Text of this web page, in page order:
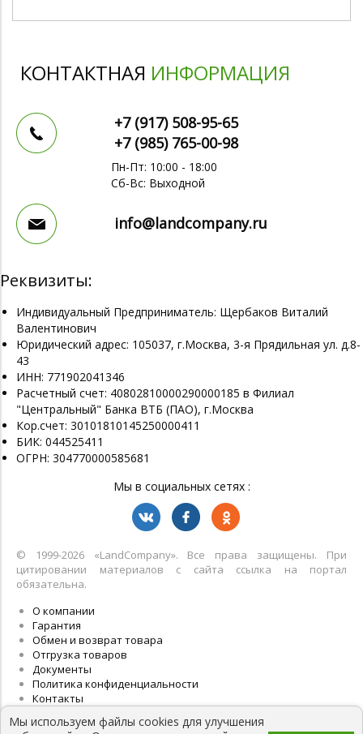
Мы используем файлы cookies для улучшения
КОНТАКТНАЯ ИНФОРМАЦИЯ
+7 (917) 508-95-65
+7 (985) 765-00-98
Пн-Пт: 10:00 - 18:00
Сб-Вс: Выходной
info@landcompany.ru
Реквизиты:
Индивидуальный Предприниматель: Щербаков Виталий
Валентинович
Юридический адрес: 105037, г.Москва, 3-я Прядильная ул. д.8-
43
ИНН: 771902041346
Расчетный счет: 40802810000290000185 в Филиал
"Центральный" Банка ВТБ (ПАО), г.Москва
Кор.счет: 30101810145250000411
БИК: 044525411
ОГРН: 304770000585681
Мы в социальных сетях :
© 1999-2026 «LandСompany». Все права защищены. При
цитировании материалов с сайта ссылка на портал
обязательна.
О компании
Гарантия
Обмен и возврат товара
Отгрузка товаров
Документы
Политика конфиденциальности
Контакты